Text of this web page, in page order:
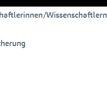
Wissenschaftlern